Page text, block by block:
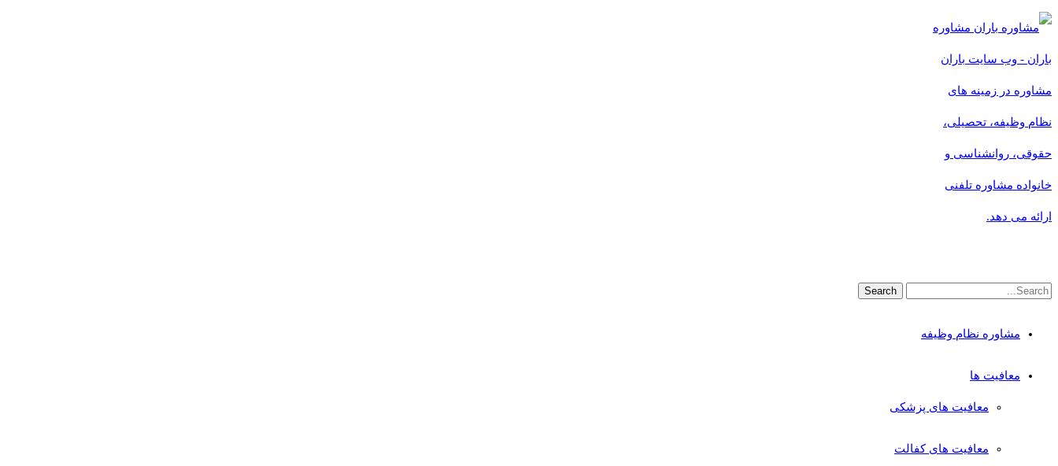
مشاوره
باران - وب سایت باران
مشاوره در زمینه های
نظام وظیفه، تحصیلی،
حقوقی، روانشناسی و
خانواده مشاوره تلفنی
ارائه می دهد.
مشاوره نظام وظیفه
معافیت ها
معافیت های پزشکی
معافیت های کفالت